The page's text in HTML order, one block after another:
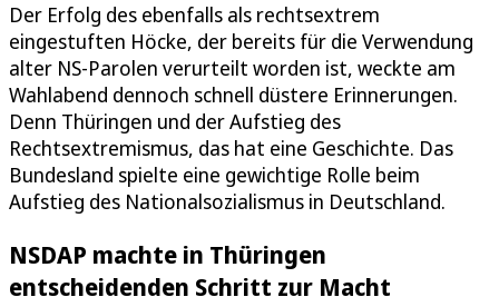
Der Erfolg des ebenfalls als rechtsextrem
eingestuften Höcke, der bereits für die Verwendung
alter NS-Parolen verurteilt worden ist, weckte am
Wahlabend dennoch schnell düstere Erinnerungen.
Denn Thüringen und der Aufstieg des
Rechtsextremismus, das hat eine Geschichte. Das
Bundesland spielte eine gewichtige Rolle beim
Aufstieg des Nationalsozialismus in Deutschland.
NSDAP machte in Thüringen
entscheidenden Schritt zur Macht